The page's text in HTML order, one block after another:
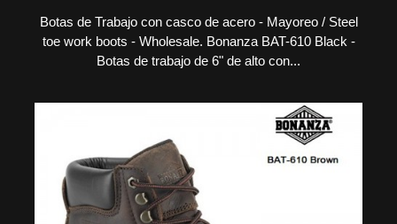
Botas de Trabajo con casco de acero - Mayoreo / Steel
toe work boots - Wholesale. Bonanza BAT-610 Black -
Botas de trabajo de 6" de alto con...